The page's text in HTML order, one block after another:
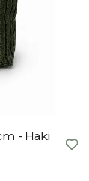
- Haki